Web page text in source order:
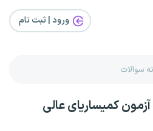
ورود | ثبت‌ نام
کمیساریای عالی